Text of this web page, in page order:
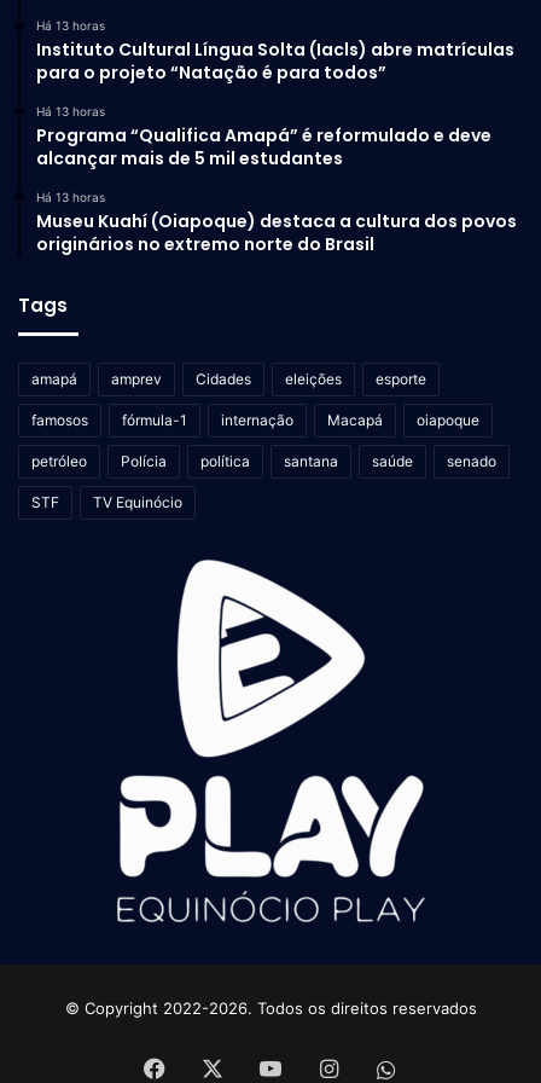
Há 13 horas
Instituto Cultural Língua Solta (Iacls) abre matrículas
para o projeto “Natação é para todos”
Há 13 horas
Programa “Qualifica Amapá” é reformulado e deve
alcançar mais de 5 mil estudantes
Há 13 horas
Museu Kuahí (Oiapoque) destaca a cultura dos povos
originários no extremo norte do Brasil
Tags
amapá amprev Cidades eleições esporte
famosos fórmula-1 internação Macapá oiapoque
petróleo Polícia política santana saúde senado
STF TV Equinócio
© Copyright 2022-2026. Todos os direitos reservados
Facebook YouTubeInstagramwhatsapp